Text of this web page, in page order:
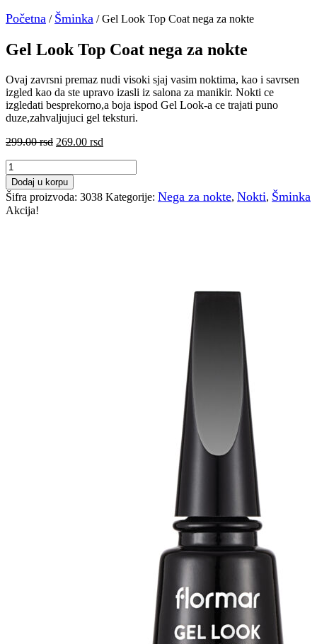
Početna / Šminka / Gel Look Top Coat nega za nokte
Gel Look Top Coat nega za nokte
Ovaj zavrsni premaz nudi visoki sjaj vasim noktima, kao i savrsen
izgled kao da ste upravo izasli iz salona za manikir. Nokti ce
izgledati besprekorno,a boja ispod Gel Look-a ce trajati puno
duze,zahvaljujuci gel teksturi.
299.00rsd Originalna
bila:
299.00 rsd.
269.00 rsd
Gel
Look
Top
Coat
nega
Dodaj u korpu
Šifra proizvoda: 3038 Kategorije: Nega za nokte, Nokti, Šminka
Akcija!